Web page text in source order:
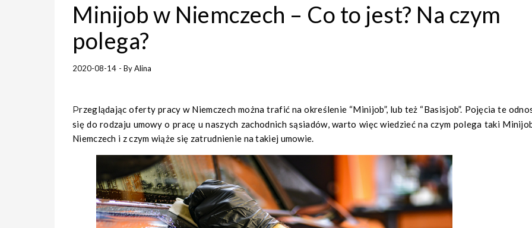
Minijob w Niemczech – Co to jest? Na czym
polega?
2020-08-14 - ByAlina
Przeglądając oferty pracy w Niemczech można trafić na określenie “Minijob”, lub też “Basisjob”. Pojęcia te odnoszą
się do rodzaju umowy o pracę u naszych zachodnich sąsiadów, warto więc wiedzieć na czym polega taki
Niemczech i z czym wiąże się zatrudnienie na takiej umowie.